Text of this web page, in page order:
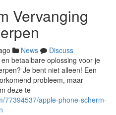
Vervanging
News
Discuss
betaalbare oplossing voor je
Je bent niet alleen! Een
probleem, maar
deze te
77394537/apple-phone-scherm-